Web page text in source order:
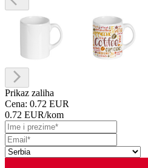
Prikaz zaliha
Cena: 0.72 EUR
0.72 EUR/kom